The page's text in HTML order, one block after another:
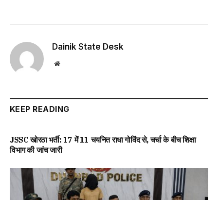
Dainik State Desk
Website
KEEP READING
JSSC खोरठा भर्ती: 17 में 11 चयनित राधा गोविंद से, चर्चा के बीच शिक्षा
विभाग की जांच जारी